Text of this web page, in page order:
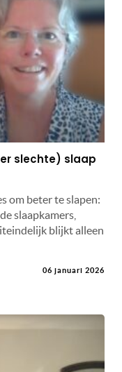
slechte) slaap
om beter te slapen:
slaapkamers,
blijkt alleen
06 januari 2026